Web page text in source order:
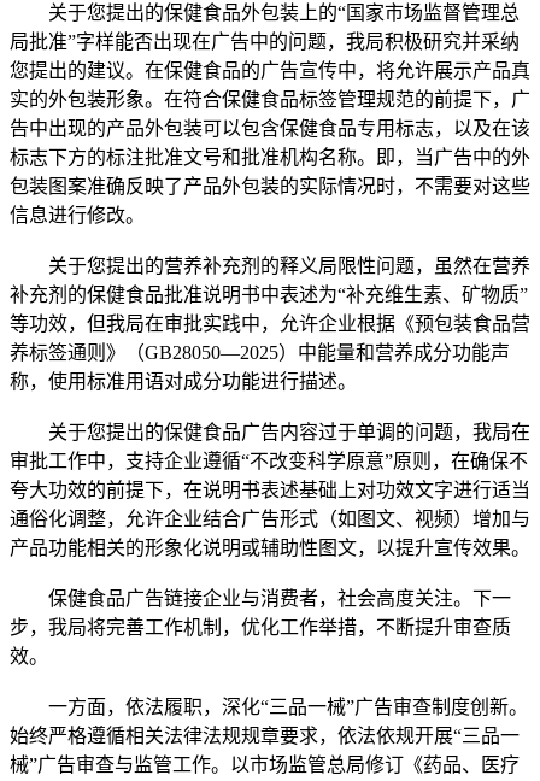
关于您提出的保健食品外包装上的“国家市场监督管理总
局批准”字样能否出现在广告中的问题，我局积极研究并采纳
您提出的建议。在保健食品的广告宣传中，将允许展示产品真
实的外包装形象。在符合保健食品标签管理规范的前提下，广
告中出现的产品外包装可以包含保健食品专用标志，以及在该
标志下方的标注批准文号和批准机构名称。即，当广告中的外
包装图案准确反映了产品外包装的实际情况时，不需要对这些
信息进行修改。
关于您提出的营养补充剂的释义局限性问题，虽然在营养
补充剂的保健食品批准说明书中表述为“补充维生素、矿物质”
等功效，但我局在审批实践中，允许企业根据《预包装食品营
养标签通则》（GB28050—2025）中能量和营养成分功能声
称，使用标准用语对成分功能进行描述。
关于您提出的保健食品广告内容过于单调的问题，我局在
审批工作中，支持企业遵循“不改变科学原意”原则，在确保不
夸大功效的前提下，在说明书表述基础上对功效文字进行适当
通俗化调整，允许企业结合广告形式（如图文、视频）增加与
产品功能相关的形象化说明或辅助性图文，以提升宣传效果。
保健食品广告链接企业与消费者，社会高度关注。下一
步，我局将完善工作机制，优化工作举措，不断提升审查质
效。
一方面，依法履职，深化“三品一械”广告审查制度创新。
始终严格遵循相关法律法规规章要求，依法依规开展“三品一
械”广告审查与监管工作。以市场监管总局修订《药品、医疗